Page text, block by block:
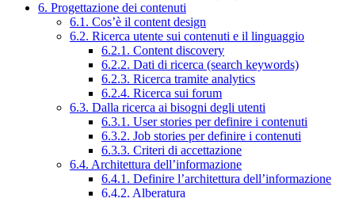
6. Progettazione dei contenuti
6.1. Cos’è il content design
6.2. Ricerca utente sui contenuti e il linguaggio
6.2.1. Content discovery
6.2.2. Dati di ricerca (search keywords)
6.2.3. Ricerca tramite analytics
6.2.4. Ricerca sui forum
6.3. Dalla ricerca ai bisogni degli utenti
6.3.1. User stories per definire i contenuti
6.3.2. Job stories per definire i contenuti
6.3.3. Criteri di accettazione
6.4. Architettura dell’informazione
6.4.1. Definire l’architettura dell’informazione
6.4.2. Alberatura